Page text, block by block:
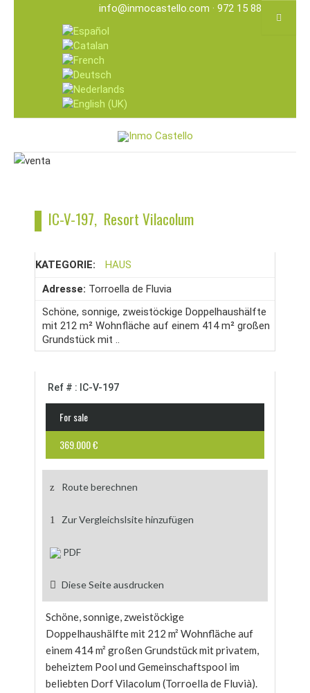
info@inmocastello.com · 972 15 88 25
IC-V-197, Resort Vilacolum
KATEGORIE:
HAUS
Adresse: Torroella de Fluvia
Schöne, sonnige, zweistöckige Doppelhaushälfte
mit 212 m² Wohnfläche auf einem 414 m² großen
Grundstück mit ..
Ref # : IC-V-197
For sale
369.000 €
Route berechnen
Zur Vergleichslsite hinzufügen
PDF
Diese Seite ausdrucken
Schöne, sonnige, zweistöckige
Doppelhaushälfte mit 212 m² Wohnfläche auf
einem 414 m² großen Grundstück mit privatem,
beheiztem Pool und Gemeinschaftspool im
beliebten Dorf Vilacolum (Torroella de Fluvià).